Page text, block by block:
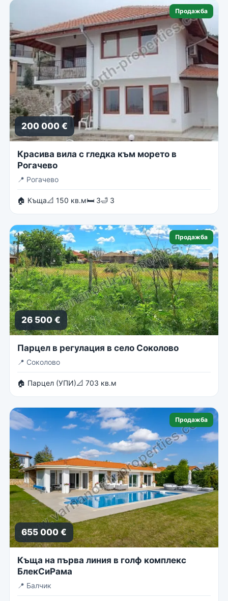
Продажба
200 000 €
Красива вила с гледка към морето в
Рогачево
📍 Рогачево
🏠 Къща📐 150 кв.м🛏 3🛁 3
Продажба
26 500 €
Парцел в регулация в село Соколово
📍 Соколово
🏠 Парцел (УПИ)📐 703 кв.м
Продажба
655 000 €
Къща на първа линия в голф комплекс
БлекСиРама
📍 Балчик